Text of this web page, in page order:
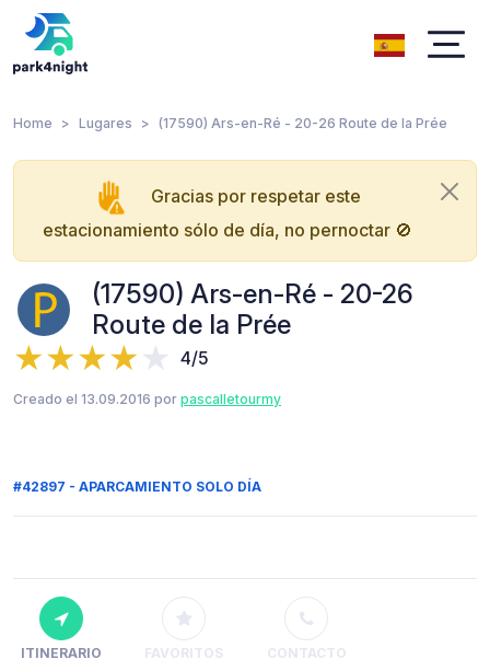
Home Lugares (17590) Ars-en-Ré - 20-26 Route de la Prée
Gracias por respetar este
estacionamiento sólo de día, no pernoctar 🚫
(17590) Ars-en-Ré - 20-26
Route de la Prée
4/5
Creado el 13.09.2016 por pascalletourmy
#42897 - APARCAMIENTO SOLO DÍA
ITINERARIO FAVORITOS CONTACTO